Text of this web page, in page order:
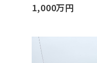
1,000万円